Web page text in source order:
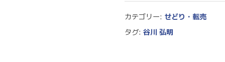
カテゴリー: せどり・転売
タグ: 谷川 弘明